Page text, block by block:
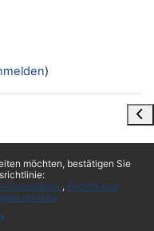
möchten, bestätigen Sie
Declaration
Rechte und
)